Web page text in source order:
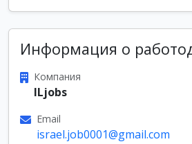
Информация о
Компания
ILjobs
Email
israel.job0001@gmail.com